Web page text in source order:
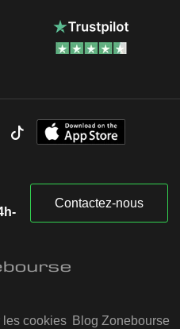
Contactez-nous
les cookies Blog Zonebourse